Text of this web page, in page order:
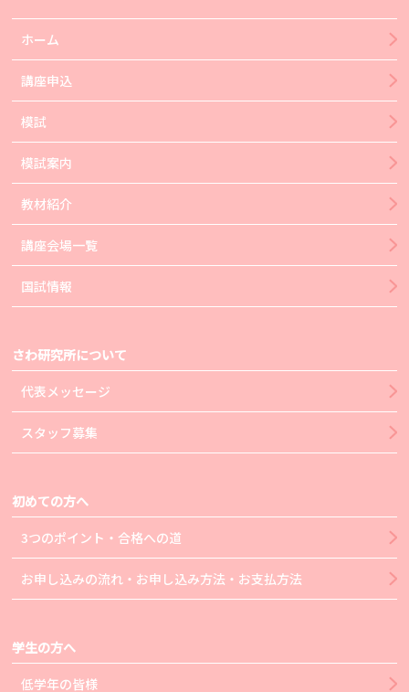
ホーム
講座申込
模試
模試案内
教材紹介
講座会場一覧
国試情報
さわ研究所について
代表メッセージ
スタッフ募集
初めての方へ
3つのポイント・合格への道
お申し込みの流れ・お申し込み方法・お支払方法
学生の方へ
低学年の皆様